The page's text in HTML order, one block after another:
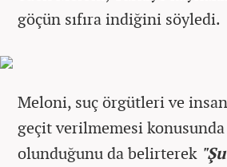
göçün sıfıra indiğini söyledi.
Meloni, suç örgütleri ve insan
geçit verilmemesi konusunda
olunduğunu da belirterek